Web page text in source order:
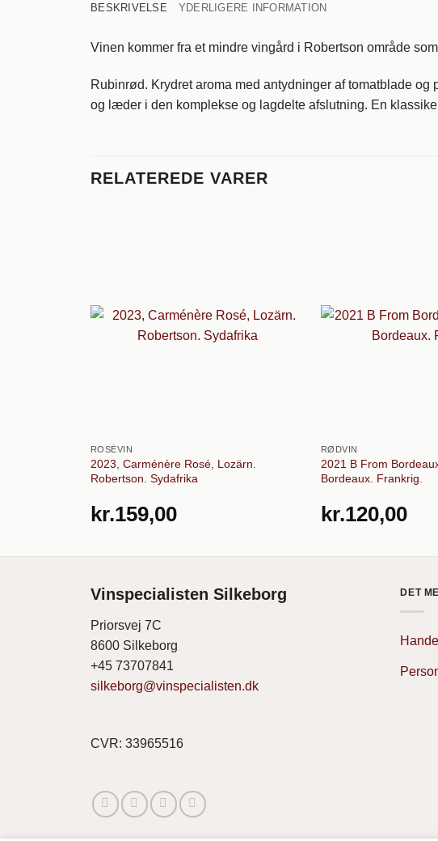
BESKRIVELSE YDERLIGERE INFORMATION
Vinen kommer fra et mindre vingård i Robertson område
Rubinrød. Krydret aroma med antydninger af tomatblade
og læder i den komplekse og lagdelte afslutning. En
RELATEREDE VARER
ROSÉVIN
2023, Carménère Rosé, Lozärn.
Robertson. Sydafrika
kr.159,00
RØDVIN
2021 B From
Bordeaux. Frankrig.
kr.120,00
Vinspecialisten Silkeborg
Priorsvej 7C
8600 Silkeborg
+45 73707841
silkeborg@vinspecialisten.dk
CVR: 33965516
DET